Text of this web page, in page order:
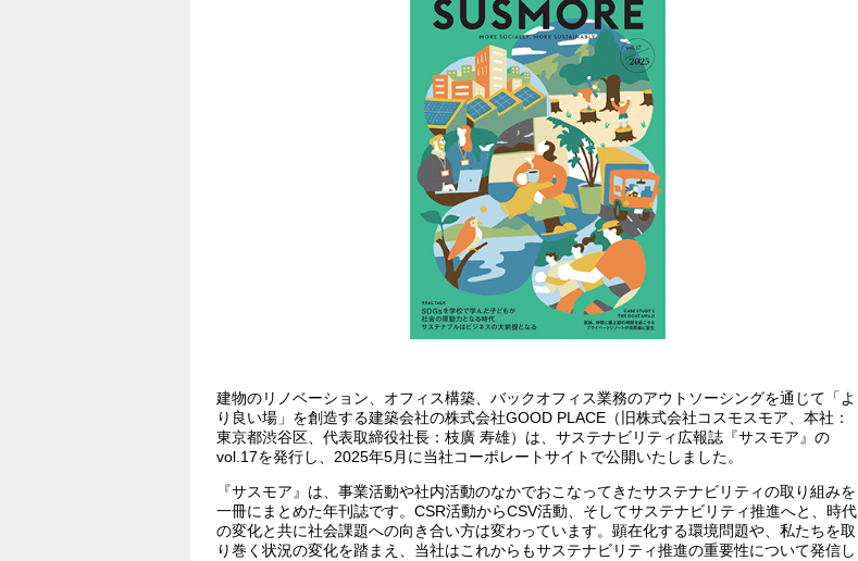
建物のリノベーション、オフィス構築、バックオフィス業務のアウトソーシングを通じて「よ
り良い場」を創造する建築会社の株式会社GOOD PLACE（旧株式会社コスモスモア、本社：
東京都渋谷区、代表取締役社長：枝廣 寿雄）は、サステナビリティ広報誌『サスモア』の
vol.17を発行し、2025年5月に当社コーポレートサイトで公開いたしました。
『サスモア』は、事業活動や社内活動のなかでおこなってきたサステナビリティの取り組みを
一冊にまとめた年刊誌です。CSR活動からCSV活動、そしてサステナビリティ推進へと、時代
の変化と共に社会課題への向き合い方は変わっています。顕在化する環境問題や、私たちを取
り巻く状況の変化を踏まえ、当社はこれからもサステナビリティ推進の重要性について発信し